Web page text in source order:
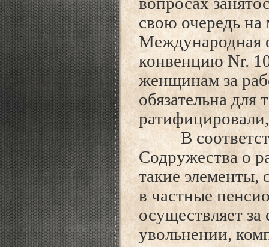
свою очередь
Международная
конвенцию Nr.
женщинам за
обязательна для
В
Содружества о
такие элементы,
в частные
осуществляет
увольнении,